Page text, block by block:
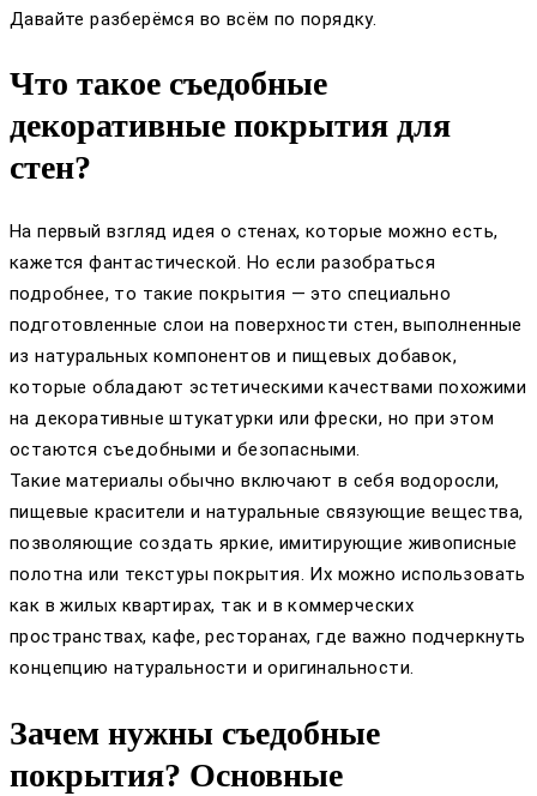
Давайте разберёмся во всём по порядку.
Что такое съедобные
декоративные покрытия для
стен?
На первый взгляд идея о стенах, которые можно есть,
кажется фантастической. Но если разобраться
подробнее, то такие покрытия — это специально
подготовленные слои на поверхности стен, выполненные
из натуральных компонентов и пищевых добавок,
которые обладают эстетическими качествами похожими
на декоративные штукатурки или фрески, но при этом
остаются съедобными и безопасными.
Такие материалы обычно включают в себя водоросли,
пищевые красители и натуральные связующие вещества,
позволяющие создать яркие, имитирующие живописные
полотна или текстуры покрытия. Их можно использовать
как в жилых квартирах, так и в коммерческих
пространствах, кафе, ресторанах, где важно подчеркнуть
концепцию натуральности и оригинальности.
Зачем нужны съедобные
покрытия? Основные